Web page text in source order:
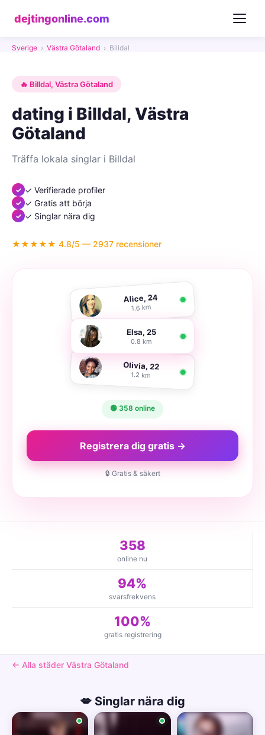
dejtingonline.com
Sverige › Västra Götaland › Billdal
🔥 Billdal, Västra Götaland
dating i Billdal, Västra
Götaland
Träffa lokala singlar i Billdal
✓ Verifierade profiler
✓ Gratis att börja
✓ Singlar nära dig
★★★★★ 4.8/5 — 2937 recensioner
Alice, 24
1.6 km
Elsa, 25
0.8 km
Olivia, 22
1.2 km
🟢 358 online
Registrera dig gratis →
🔒 Gratis & säkert
358
online nu
94%
svarsfrekvens
100%
gratis registrering
← Alla städer Västra Götaland
💋 Singlar nära dig